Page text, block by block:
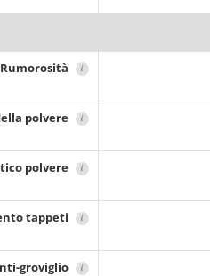
Rumorosità i
polvere i
polvere i
tappeti i
groviglio i